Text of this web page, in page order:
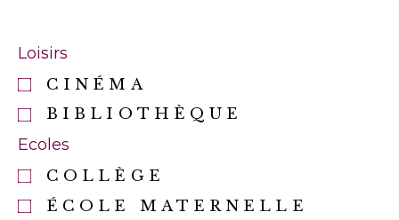
Loisirs
CINÉMA
BIBLIOTHÈQUE
Ecoles
COLLÈGE
ÉCOLE MATERNELLE